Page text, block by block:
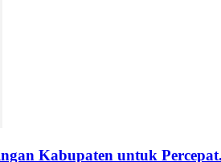
Kabupaten untuk